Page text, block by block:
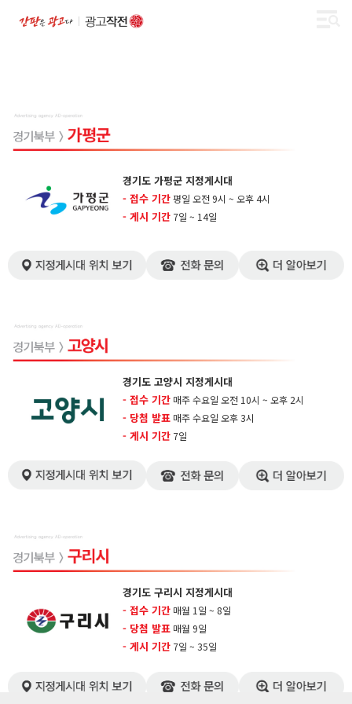
경기도 가평군 지정게시대
- 접수 기간평일 오전 9시 ~ 오후 4시
- 게시 기간7일 ~ 14일
경기도 고양시 지정게시대
- 접수 기간매주 수요일 오전 10시 ~ 오후 2시
- 당첨 발표매주 수요일 오후 3시
- 게시 기간7일​
경기도 구리시 지정게시대
- 접수 기간매월 1일 ~ 8일
- 당첨 발표매월 9일
- 게시 기간7일 ~ 35일